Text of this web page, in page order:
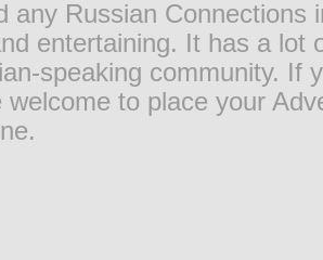
any Russian
entertaining. It has a
speaking community. If
welcome to place your